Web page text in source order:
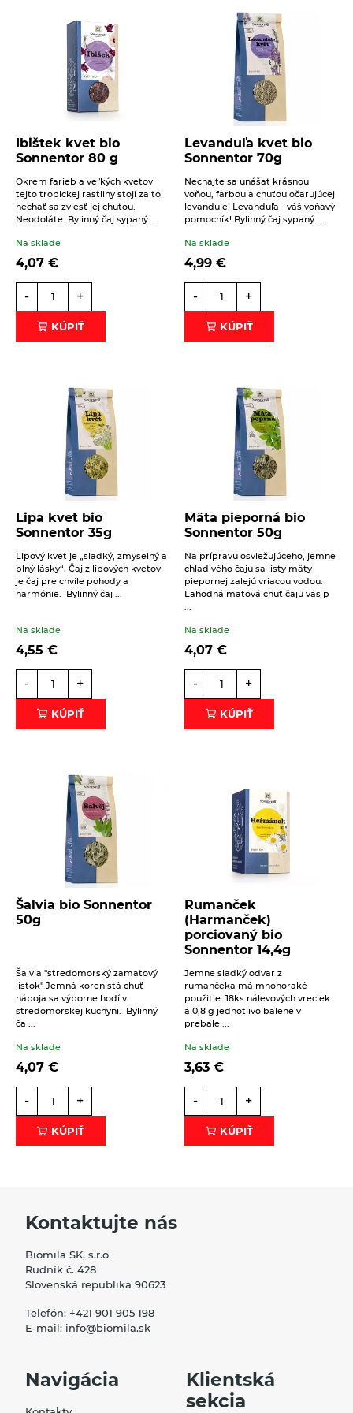
Jeho súčasný vedecký názov vznikol z
talianskehochamomilla cammomila, a ten z
chamai = nízky, pri zemi ležiaci a
jablko (pre nízky rast a vôňu úborov). Rodové
meno matricaria sa vzťahuje na latinské
matka (používal sa pri ženských poruchách).
Použitie rumančeka je bežne známe - je napr. ako
prostriedok sprotizápalovým účinkomna kožu a
sliznice:
Pri zápaloch nechtového lôžkamáčame prsty
viac-krát denne niekoľko minút v teplom odvare
(10-15 min. povaríme, 15 min. lúhujeme)
rumančeka.
Pri bolestiach uší
sa používa nasledujúci
zaujímavý recept, ktorý pochádza z Ukrajiny: 2
čaj. lyžičky rumančeka sa ponoria do horúceho
niekoľkokrát denné vždy čistou vatovou tyčinkou.
Beriem na vedomiespracovanie osobných údajov.
ODOSLAŤ
Ibištek kvet bio
Sonnentor 80 g
Okrem farieb a veľkých kvetov
tejto tropickej rastliny stojí za to
nechať sa zviesť jej chuťou.
Neodoláte. Bylinný čaj sypaný ...
Na sklade
4,07 €
- +
KÚPIŤ
Levanduľa kvet bio
Sonnentor 70g
Nechajte sa unášať krásnou
voňou, farbou a chuťou očarujúcej
levandule! Levanduľa - váš voňavý
pomocník! Bylinný čaj sypaný ...
Na sklade
4,99 €
- +
KÚPIŤ
Lipa kvet bio
Sonnentor 35g
Lipový kvet je „sladký, zmyselný a
plný lásky“. Čaj z lipových kvetov
je čaj pre chvíle pohody a
harmónie. Bylinný čaj ...
Na sklade
4,55 €
- +
KÚPIŤ
Mäta pieporná bio
Sonnentor 50g
Na prípravu osviežujúceho, jemne
chladivého čaju sa listy mäty
piepornej zalejú vriacou vodou.
Lahodná mätová chuť čaju vás p
...
Na sklade
4,07 €
- +
KÚPIŤ
Šalvia bio Sonnentor
50g
Šalvia "stredomorský zamatový
lístok" Jemná korenistá chuť
nápoja sa výborne hodí v
stredomorskej kuchyni. Bylinný
ča ...
Na sklade
4,07 €
- +
KÚPIŤ
Rumanček
(Harmanček)
porciovaný bio
Sonnentor 14,4g
Jemne sladký odvar z
rumančeka má mnohoraké
použitie. 18ks nálevových vreciek
á 0,8 g jednotlivo balené v
prebale ...
Na sklade
3,63 €
- +
KÚPIŤ
Kontaktujte nás
Biomila SK, s.r.o.
Rudník č. 428
Slovenská republika 90623
Telefón: +421 901 905 198
E-mail: info@biomila.sk
Navigácia
Klientská
sekcia